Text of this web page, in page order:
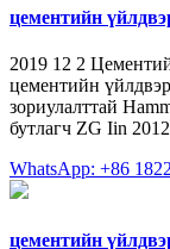
цементийн
2019 12 2
цементийн
зориулалттай
бутлагч ZG Iin
WhatsApp: +86
цементийн